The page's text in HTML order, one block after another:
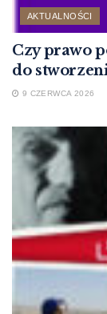
AKTUALNOŚCI
Czy prawo
do
9 CZERWCA 2026